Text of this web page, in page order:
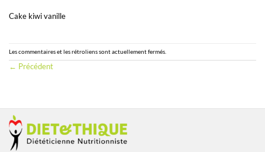
Cake kiwi vanille
Les commentaires et les rétroliens sont actuellement fermés.
← Précédent